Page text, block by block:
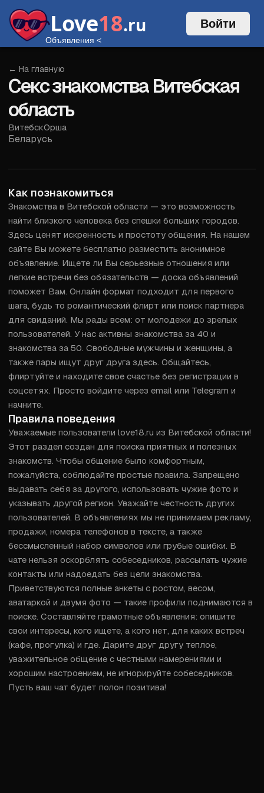
Love18.ru
Объявления <
Войти
← На главную
Секс знакомства Витебская
область
ВитебскОрша
Беларусь
Как познакомиться
Знакомства в Витебской области — это возможность
найти близкого человека без спешки больших городов.
Здесь ценят искренность и простоту общения. На нашем
сайте Вы можете бесплатно разместить анонимное
объявление. Ищете ли Вы серьезные отношения или
легкие встречи без обязательств — доска объявлений
поможет Вам. Онлайн формат подходит для первого
шага, будь то романтический флирт или поиск партнера
для свиданий. Мы рады всем: от молодежи до зрелых
пользователей. У нас активны знакомства за 40 и
знакомства за 50. Свободные мужчины и женщины, а
также пары ищут друг друга здесь. Общайтесь,
флиртуйте и находите свое счастье без регистрации в
соцсетях. Просто войдите через email или Telegram и
начните.
Правила поведения
Уважаемые пользователи love18.ru из Витебской области!
Этот раздел создан для поиска приятных и полезных
знакомств. Чтобы общение было комфортным,
пожалуйста, соблюдайте простые правила. Запрещено
выдавать себя за другого, использовать чужие фото и
указывать другой регион. Уважайте честность других
пользователей. В объявлениях мы не принимаем рекламу,
продажи, номера телефонов в тексте, а также
бессмысленный набор символов или грубые ошибки. В
чате нельзя оскорблять собеседников, рассылать чужие
контакты или надоедать без цели знакомства.
Приветствуются полные анкеты с ростом, весом,
аватаркой и двумя фото — такие профили поднимаются в
поиске. Составляйте грамотные объявления: опишите
свои интересы, кого ищете, а кого нет, для каких встреч
(кафе, прогулка) и где. Дарите друг другу теплое,
уважительное общение с честными намерениями и
хорошим настроением, не игнорируйте собеседников.
Пусть ваш чат будет полон позитива!